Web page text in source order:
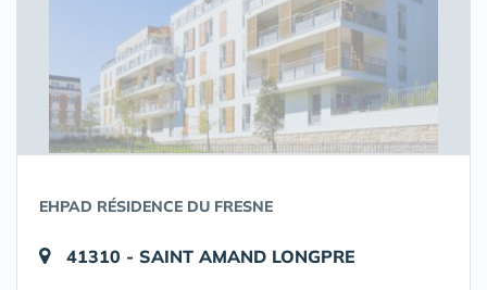
EHPAD RÉSIDENCE DU FRESNE
41310 - SAINT AMAND LONGPRE